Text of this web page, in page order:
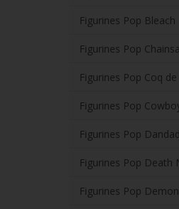
Figurines Pop Bleach
Figurines Pop
Figurines Pop Coq
Figurines Pop
Figurines Pop
Figurines Pop Death
Figurines Pop